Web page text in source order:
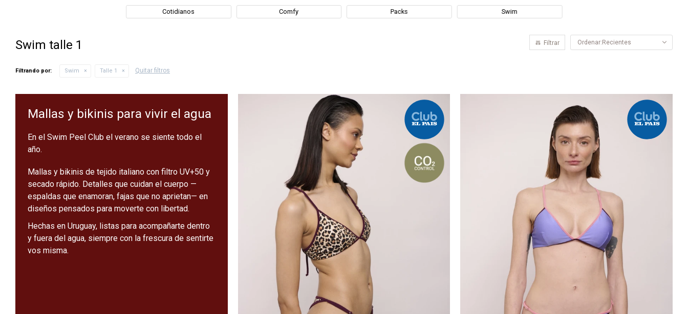
Cotidianos Comfy Packs Swim
Swim talle 1 Recientes
Filtrando por: Swim Talle 1 Quitar filtros
Mallas y bikinis para vivir el agua
En el Swim Peel Club el verano se siente todo el
año.
Mallas y bikinis de tejido italiano con filtro UV+50 y
secado rápido. Detalles que cuidan el cuerpo —
espaldas que enamoran, fajas que no aprietan— en
diseños pensados para moverte con libertad.
Hechas en Uruguay, listas para acompañarte dentro
y fuera del agua, siempre con la frescura de sentirte
vos misma.